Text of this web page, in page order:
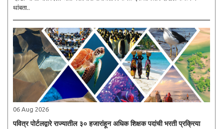
थांबता..
06 Aug 2026
पवित्र पोर्टलद्वारे राज्यातील ३० हजारांहून अधिक शिक्षक पदांची भरती प्रक्रिया